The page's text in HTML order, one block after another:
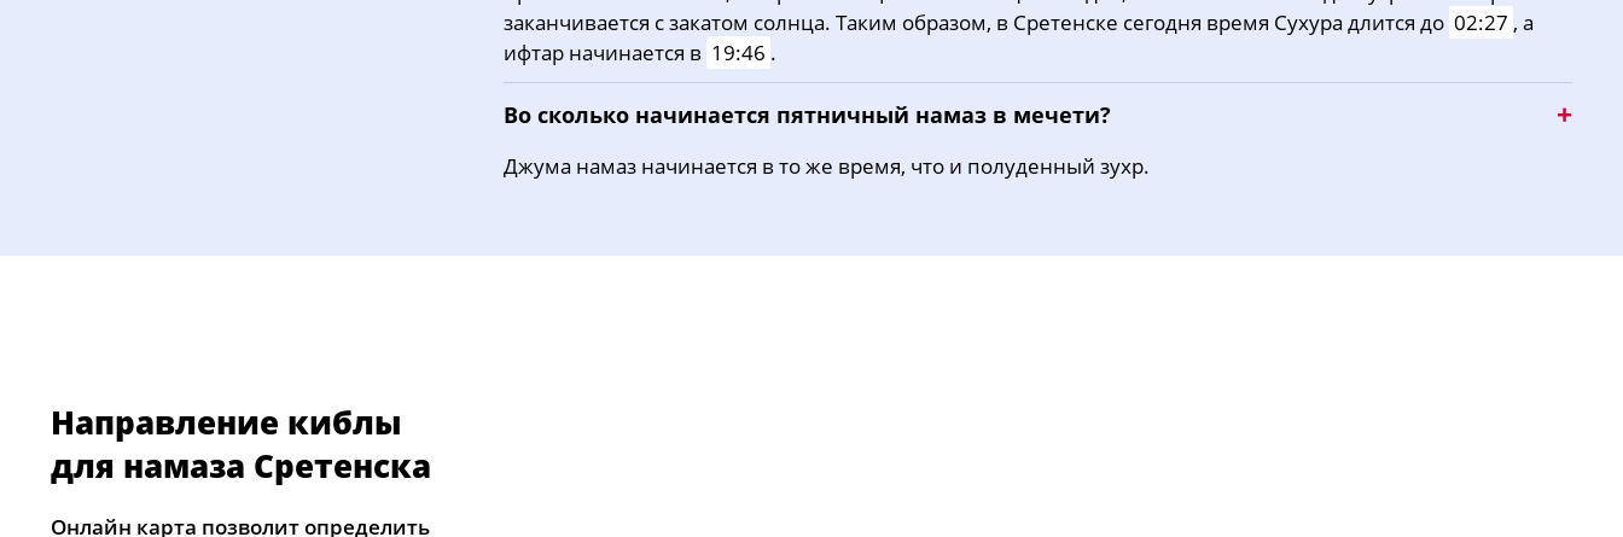
31, Пн
03:26 12:10 15:54 19:00 20:43
заканчивается с закатом солнца. Таким образом, в Сретенске сегодня время Сухура длится до 02:27 , а
ифтар начинается в 19:46 .
Во сколько начинается пятничный намаз в мечети?
Джума намаз начинается в то же время, что и полуденный зухр.
Направление киблы
для намаза Сретенска
Онлайн карта позволит определить